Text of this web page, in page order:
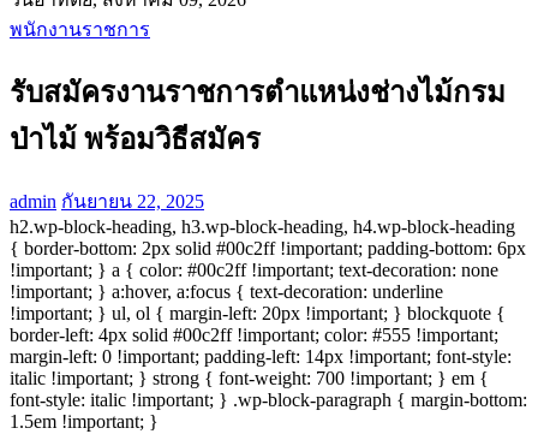
พนักงานราชการ
รับสมัครงานราชการตำแหน่งช่างไม้กรม
ป่าไม้ พร้อมวิธีสมัคร
admin กันยายน 22, 2025
h2.wp-block-heading, h3.wp-block-heading, h4.wp-block-heading
{ border-bottom: 2px solid #00c2ff !important; padding-bottom: 6px
!important; } a { color: #00c2ff !important; text-decoration: none
!important; } a:hover, a:focus { text-decoration: underline
!important; } ul, ol { margin-left: 20px !important; } blockquote {
border-left: 4px solid #00c2ff !important; color: #555 !important;
margin-left: 0 !important; padding-left: 14px !important; font-style:
italic !important; } strong { font-weight: 700 !important; } em {
font-style: italic !important; } .wp-block-paragraph { margin-bottom:
1.5em !important; }